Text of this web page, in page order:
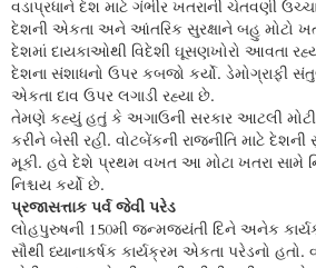
વડાપ્રધાને દેશ માટે ગંભીર ખતરાની ચેતવણી
દેશની એકતા અને આંતરિક સુરક્ષાને બહુ મોટો
દેશમાં દાયકાઓથી વિદેશી ઘૂસણખોરો આવતા
દેશના સંશાધનો ઉપર કબજો કર્યો. ડેમોગ્રાફી
એકતા દાવ ઉપર લગાડી રહ્યા છે.
તેમણે કહ્યું હતું કે અગાઉની સરકાર આટલી
કરીને બેસી રહી. વોટબેંકની રાજનીતિ માટે દેશની
મૂકી. હવે દેશે પ્રથમ વખત આ મોટા ખતરા સામે
નિશ્ચય કર્યો છે.
પ્રજાસત્તાક પર્વ જેવી પરેડ
લોહપુરુષની 150મી જન્મજયંતી દિને અનેક
સૌથી ધ્યાનાકર્ષક કાર્યક્રમ એકતા પરેડનો હતો.